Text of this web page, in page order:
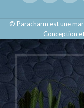
© Paracharm est une
Conception